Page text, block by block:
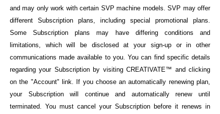
and may only work with certain SVP machine models. SVP may offer
different Subscription plans, including special promotional plans.
Some Subscription plans may have differing conditions and
limitations, which will be disclosed at your sign-up or in other
communications made available to you. You can find specific details
regarding your Subscription by visiting CREATIVATE™ and clicking
on the "Account" link. If you choose an automatically renewing plan,
your Subscription will continue and automatically renew until
terminated. You must cancel your Subscription before it renews in